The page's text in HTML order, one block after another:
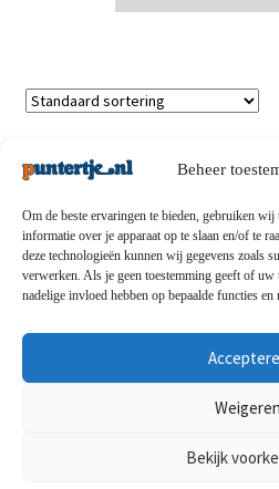
Beheer
Om de beste ervaringen te bieden, gebruiken
informatie over je apparaat op te slaan en/of te
deze technologieën kunnen wij gegevens zoals
verwerken. Als je geen toestemming geeft of
nadelige invloed hebben op bepaalde functies en
Weigeren
Bekijk
Privacybeleid-Verzending en
voorwaarden-Disclaimert-
Contact